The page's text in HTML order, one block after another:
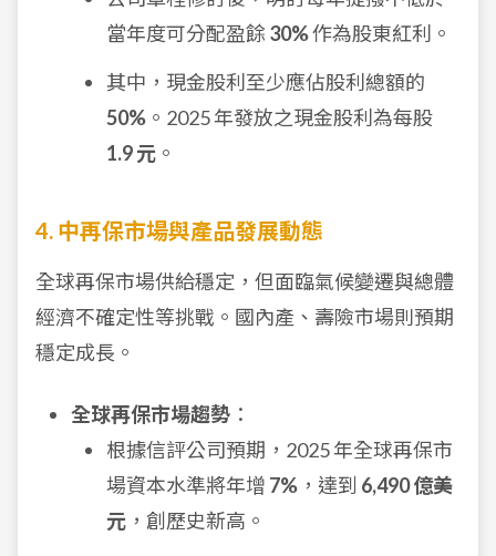
當年度可分配盈餘 30%作為股東紅利。
其中，現金股利至少應佔股利總額的
50% 。2025 年發放之現金股利為每股
1.9 元 。
4. 中再保市場與產品發展動態
全球再保市場供給穩定，但面臨氣候變遷與總體
經濟不確定性等挑戰。國內產、壽險市場則預期
穩定成長。
全球再保市場趨勢 ：
根據信評公司預期，2025 年全球再保市
場資本水準將年增 7% ，達到 6,490 億美
元 ，創歷史新高。